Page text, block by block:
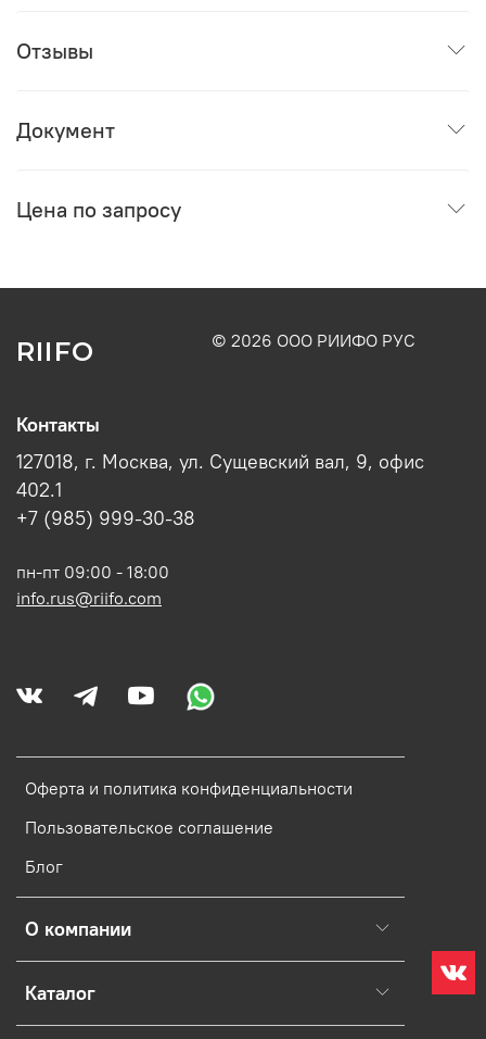
Отзывы
Документ
Цена по запросу
RIIFO © 2026 ООО РИИФО РУС
Оферта и политика конфиденциальности
Пользовательское соглашение
Блог
О компании
Каталог
Контакты
127018, г. Москва, ул. Сущевский вал, 9, офис
402.1
+7 (985) 999-30-38
пн-пт 09:00 - 18:00
info.rus@riifo.com